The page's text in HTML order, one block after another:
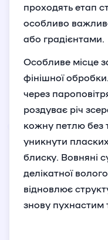
проходять етап
особливо
або градієнтами.
Особливе місце
фінішної
через
роздуває річ
кожну петлю без
уникнути
блиску. Вовняні
делікатної
відновлює
знову пухнастим